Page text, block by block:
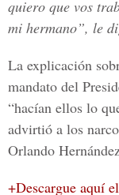
quiero que vos
mi hermano”, le
La explicación
mandato del
“hacían ellos lo
advirtió a los
Orlando
+Descargue aquí